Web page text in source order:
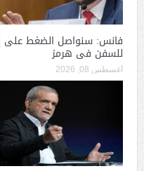
فانس: سنواصل الضغط على
للسفن فى هرمز
أغسطس 08, 2026